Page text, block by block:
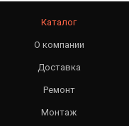
Каталог
О компании
Доставка
Ремонт
Монтаж